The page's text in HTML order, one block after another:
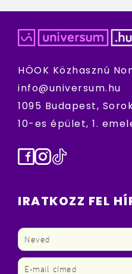
HÖOK Közhasznú
info@universum.hu
1095 Budapest,
10-es épület, 1.
Facebook
Instagram
TikTok
IRATKOZZ FEL